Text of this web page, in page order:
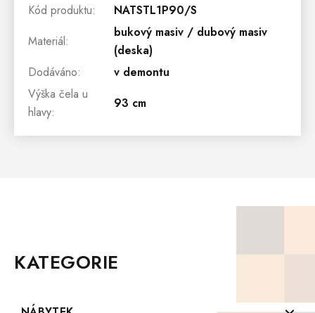
Kód produktu:
NATSTL1P90/S
Materiál:
bukový masiv / dubový masiv
(deska)
Dodáváno:
v demontu
Výška čela u
hlavy:
93 cm
KATEGORIE